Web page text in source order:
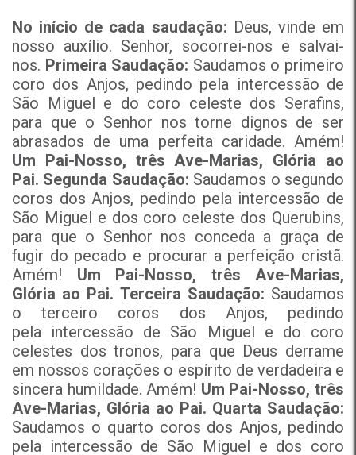
No início de cada saudação: Deus, vinde em
nosso auxílio. Senhor, socorrei-nos e salvai-
nos. Primeira Saudação: Saudamos o primeiro
coro dos Anjos, pedindo pela intercessão de
São Miguel e do coro celeste dos Serafins,
para que o Senhor nos torne dignos de ser
abrasados de uma perfeita caridade. Amém!
Um Pai-Nosso, três Ave-Marias, Glória ao
Pai. Segunda Saudação: Saudamos o segundo
coros dos Anjos, pedindo pela intercessão de
São Miguel e dos coro celeste dos Querubins,
para que o Senhor nos conceda a graça de
fugir do pecado e procurar a perfeição cristã.
Amém! Um Pai-Nosso, três Ave-Marias,
Glória ao Pai. Terceira Saudação: Saudamos
o terceiro coros dos Anjos, pedindo
pela intercessão de São Miguel e do coro
celestes dos tronos, para que Deus derrame
em nossos corações o espírito de verdadeira e
sincera humildade. Amém! Um Pai-Nosso, três
Ave-Marias, Glória ao Pai. Quarta Saudação:
Saudamos o quarto coros dos Anjos, pedindo
pela intercessão de São Miguel e dos coro